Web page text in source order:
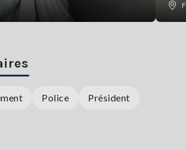
Police Président